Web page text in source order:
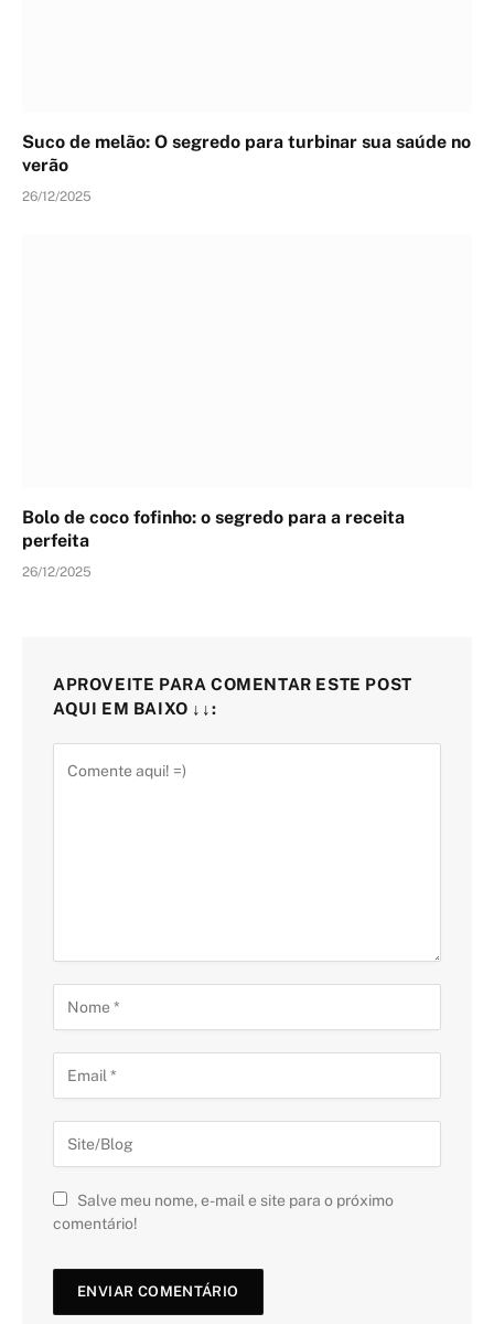
Suco de melão: O segredo para turbinar sua saúde no
verão
26/12/2025
Bolo de coco fofinho: o segredo para a receita
perfeita
26/12/2025
APROVEITE PARA COMENTAR ESTE POST
AQUI EM BAIXO ↓↓:
Salve meu nome, e-mail e site para o próximo
comentário!